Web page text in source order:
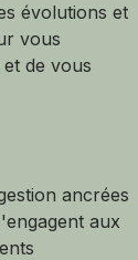
évolutions et
vous
de vous
ancrées
aux